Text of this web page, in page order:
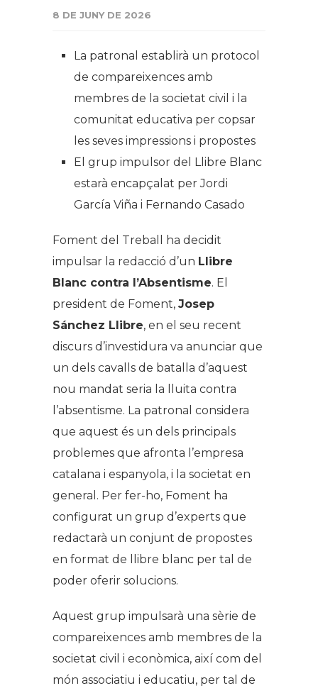
8 DE JUNY DE 2026
La patronal establirà un protocol
de compareixences amb
membres de la societat civil i la
comunitat educativa per copsar
les seves impressions i propostes
El grup impulsor del Llibre Blanc
estarà encapçalat per Jordi
García Viña i Fernando Casado
Foment del Treball ha decidit
impulsar la redacció d’un Llibre
Blanc contra l’Absentisme. El
president de Foment, Josep
Sánchez Llibre, en el seu recent
discurs d’investidura va anunciar que
un dels cavalls de batalla d’aquest
nou mandat seria la lluita contra
l’absentisme. La patronal considera
que aquest és un dels principals
problemes que afronta l’empresa
catalana i espanyola, i la societat en
general. Per fer-ho, Foment ha
configurat un grup d’experts que
redactarà un conjunt de propostes
en format de llibre blanc per tal de
poder oferir solucions.
Aquest grup impulsarà una sèrie de
compareixences amb membres de la
societat civil i econòmica, així com del
món associatiu i educatiu, per tal de